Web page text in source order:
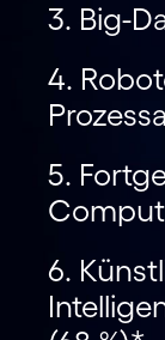
3. Big-
4.
5.
6.